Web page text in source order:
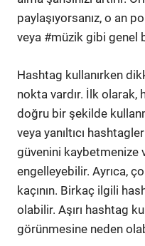
paylaşıyorsanız, o an
veya #müzik gibi genel
Hashtag kullanırken
nokta vardır. İlk
doğru bir şekilde
veya yanıltıcı
güvenini kaybetmenize
engelleyebilir. Ayrıca,
kaçının. Birkaç ilgili
olabilir. Aşırı hashtag
görünmesine neden